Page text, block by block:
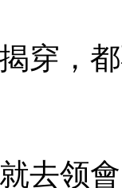
穿，
去领